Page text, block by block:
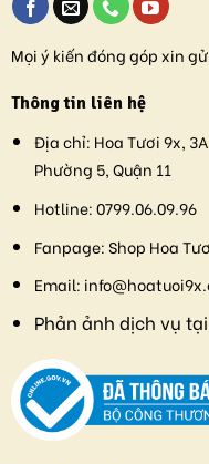
Mọi ý kiến đóng góp xin
Thông tin liên hệ
Địa chỉ: Hoa Tươi 9x,
Phường 5, Quận 11
Hotline:0799.06.09.96
Fanpage:Shop Hoa
Email:
Phản ảnh dịch vụ